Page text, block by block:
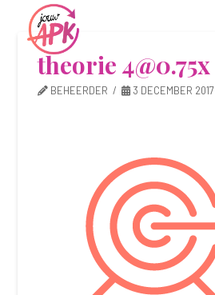
theorie 4@0.75x
BEHEERDER 3 DECEMBER 2017